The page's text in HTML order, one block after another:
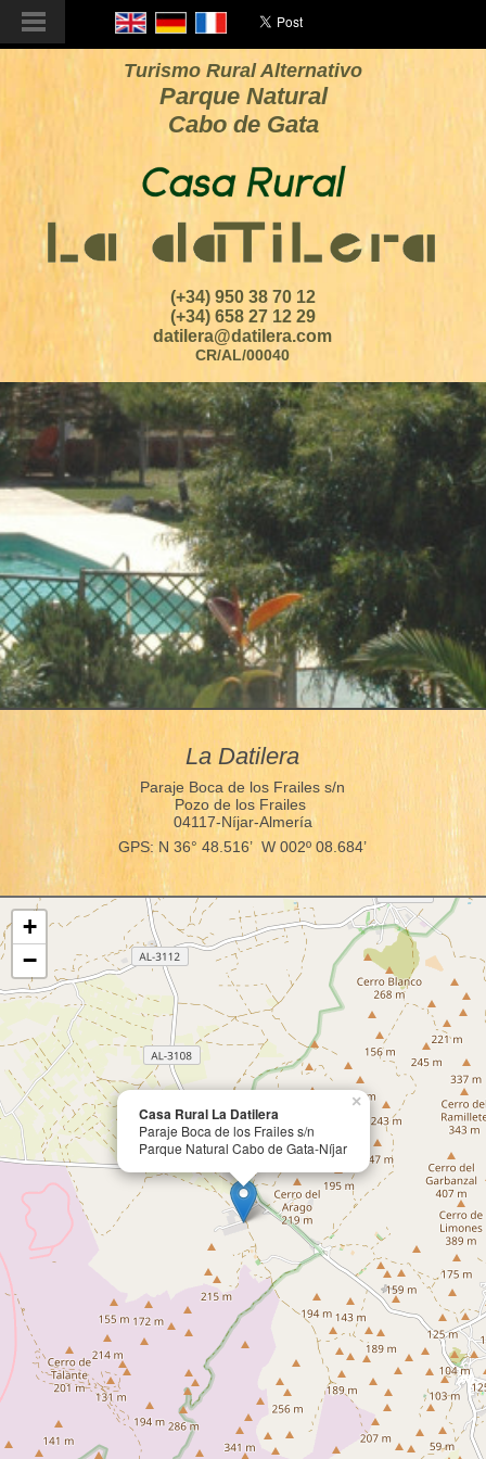
Turismo Rural Alternativo
Parque Natural
Cabo de Gata
(+34) 950 38 70 12
(+34) 658 27 12 29
datilera@datilera.com
CR/AL/00040
La Datilera
Paraje Boca de los Frailes s/n
Pozo de los Frailes
04117-Níjar-Almería
GPS: N 36° 48.516’ W 002º 08.684’
Casa Rural La Datilera
Paraje Boca de los Frailes s/n
Parque Natural Cabo de Gata-Níjar
×
+
−